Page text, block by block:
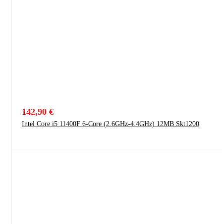
142,90 €
Intel Core i5 11400F 6-Core (2.6GHz-4.4GHz) 12MB Skt1200